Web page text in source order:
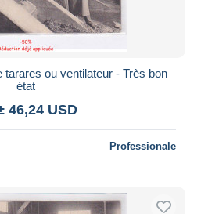
tarares ou ventilateur - Très bon
état
46,24 USD
Professionale